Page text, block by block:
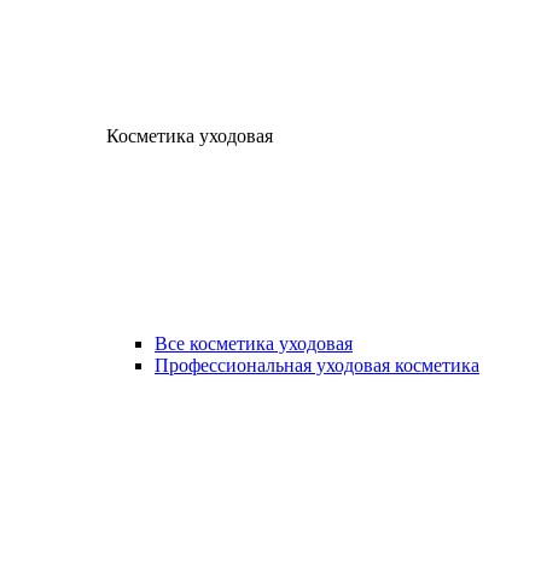
Косметика уходовая
Все косметика уходовая
Профессиональная уходовая косметика